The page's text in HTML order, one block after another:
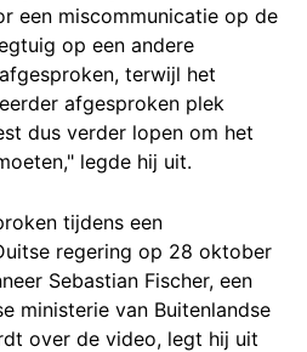
een miscommunicatie op de
op een andere
terwijl het
afgesproken plek
dus verder lopen om het
legde hij uit.
tijdens een
regering op 28 oktober
Sebastian Fischer, een
ministerie van Buitenlandse
over de video, legt hij uit